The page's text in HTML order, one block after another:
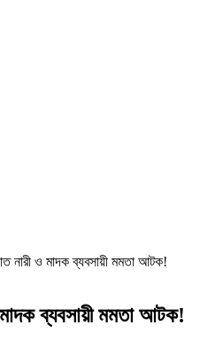
নারী ও মাদক ব্যবসায়ী মমতা আটক!
ব্যবসায়ী মমতা আটক!